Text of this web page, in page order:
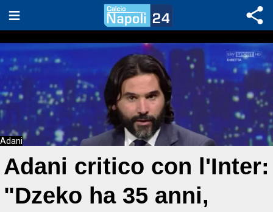
Adani
Adani critico con l'Inter:
"Dzeko ha 35 anni,